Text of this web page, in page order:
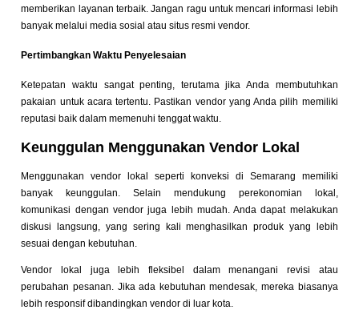
memberikan layanan terbaik. Jangan ragu untuk mencari informasi lebih
banyak melalui media sosial atau situs resmi vendor.
Pertimbangkan Waktu Penyelesaian
Ketepatan waktu sangat penting, terutama jika Anda membutuhkan
pakaian untuk acara tertentu. Pastikan vendor yang Anda pilih memiliki
reputasi baik dalam memenuhi tenggat waktu.
Keunggulan Menggunakan Vendor Lokal
Menggunakan vendor lokal seperti konveksi di Semarang memiliki
banyak keunggulan. Selain mendukung perekonomian lokal,
komunikasi dengan vendor juga lebih mudah. Anda dapat melakukan
diskusi langsung, yang sering kali menghasilkan produk yang lebih
sesuai dengan kebutuhan.
Vendor lokal juga lebih fleksibel dalam menangani revisi atau
perubahan pesanan. Jika ada kebutuhan mendesak, mereka biasanya
lebih responsif dibandingkan vendor di luar kota.